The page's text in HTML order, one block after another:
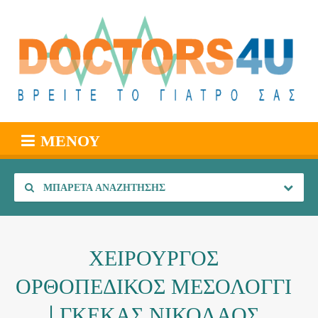
ΜΕΝΟΎ
ΜΠΑΡΈΤΑ ΑΝΑΖΉΤΗΣΗΣ
ΧΕΙΡΟΥΡΓΟΣ
ΟΡΘΟΠΕΔΙΚΟΣ ΜΕΣΟΛΟΓΓΙ